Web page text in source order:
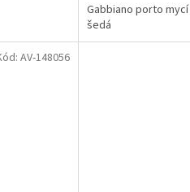
Gabbiano porto
šedá
AV-148056